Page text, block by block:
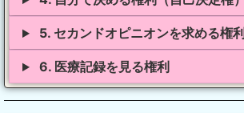
5. セカンドオピニオンを求める権利
6. 医療記録を見る権利